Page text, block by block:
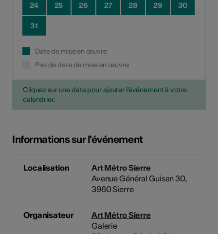
24 25 26 27 28 29 30
31
Date de mise en œuvre
Pas de date de mise en œuvre
Cliquez sur une date pour ajouter l'événement à votre
calendrier.
Informations sur l'événement
Localisation
Art Métro Sierre
Avenue Général Guisan 30,
3960 Sierre
Organisateur
Art Métro Sierre
Galerie